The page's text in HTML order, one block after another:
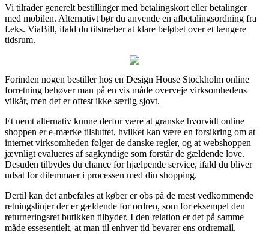
Vi tilråder generelt bestillinger med betalingskort eller betalinger
med mobilen. Alternativt bør du anvende en afbetalingsordning fra
f.eks. ViaBill, ifald du tilstræber at klare beløbet over et længere
tidsrum.
Forinden nogen bestiller hos en Design House Stockholm online
forretning behøver man på en vis måde overveje virksomhedens
vilkår, men det er oftest ikke særlig sjovt.
Et nemt alternativ kunne derfor være at granske hvorvidt online
shoppen er e-mærke tilsluttet, hvilket kan være en forsikring om at
internet virksomheden følger de danske regler, og at webshoppen
jævnligt evalueres af sagkyndige som forstår de gældende love.
Desuden tilbydes du chance for hjælpende service, ifald du bliver
udsat for dilemmaer i processen med din shopping.
Dertil kan det anbefales at køber er obs på de mest vedkommende
retningslinjer der er gældende for ordren, som for eksempel den
returneringsret butikken tilbyder. I den relation er det på samme
måde essesentielt, at man til enhver tid bevarer ens ordremail,